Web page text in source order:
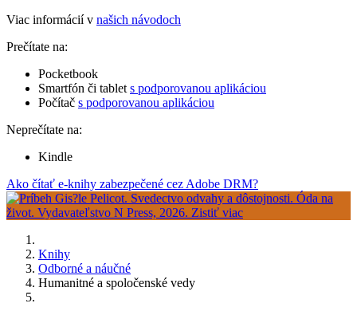
Viac informácií v našich návodoch
Prečítate na:
Pocketbook
Smartfón či tablet s podporovanou aplikáciou
Počítač s podporovanou aplikáciou
Neprečítate na:
Kindle
Ako čítať e-knihy zabezpečené cez Adobe DRM?
Knihy
Odborné a náučné
Humanitné a spoločenské vedy